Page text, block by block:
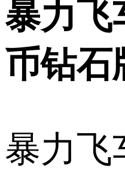
暴力飞
币钻石
暴力飞